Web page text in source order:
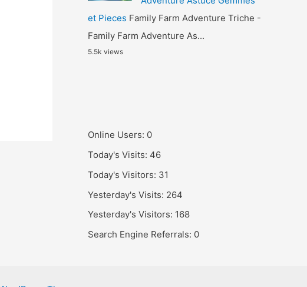
et Pieces Family Farm Adventure Triche -
Family Farm Adventure As...
5.5k views
Online Users: 0
Today's Visits: 46
Today's Visitors: 31
Yesterday's Visits: 264
Yesterday's Visitors: 168
Search Engine Referrals: 0